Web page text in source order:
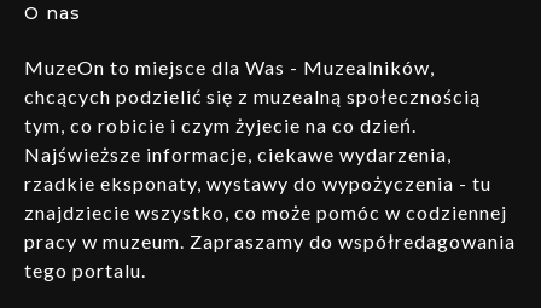
O nas
MuzeOn to miejsce dla Was - Muzealników,
chcących podzielić się z muzealną społecznością
tym, co robicie i czym żyjecie na co dzień.
Najświeższe informacje, ciekawe wydarzenia,
rzadkie eksponaty, wystawy do wypożyczenia - tu
znajdziecie wszystko, co może pomóc w codziennej
pracy w muzeum. Zapraszamy do współredagowania
tego portalu.